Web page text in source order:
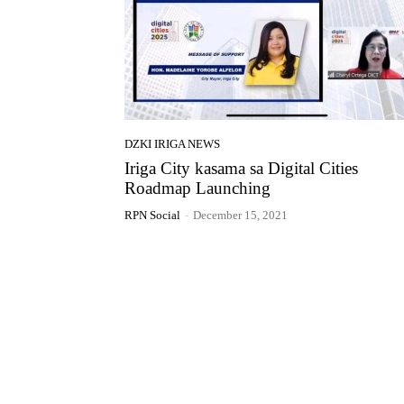
DZKI IRIGA NEWS
Iriga City kasama sa Digital Cities
Roadmap Launching
RPN Social - December 15, 2021